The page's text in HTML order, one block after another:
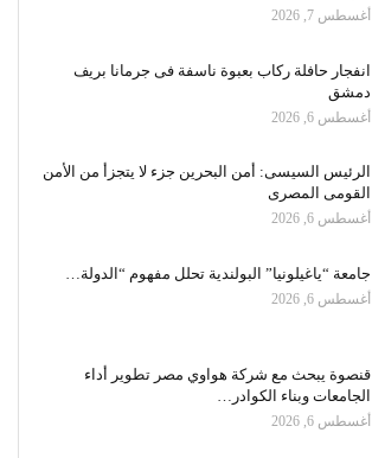
أغسطس 7, 2026
انفجار حافلة ركاب بعبوة ناسفة فى جرمانا بريف
دمشق
أغسطس 6, 2026
الرئيس السيسى: أمن البحرين جزء لا يتجزأ من الأمن
القومى المصرى
أغسطس 6, 2026
جامعة “ياغيلونيا” البولندية تحلل مفهوم “الدولة…
أغسطس 6, 2026
قنصوة يبحث مع شركة هواوي مصر تطوير أداء
الجامعات وبناء الكوادر…
أغسطس 6, 2026